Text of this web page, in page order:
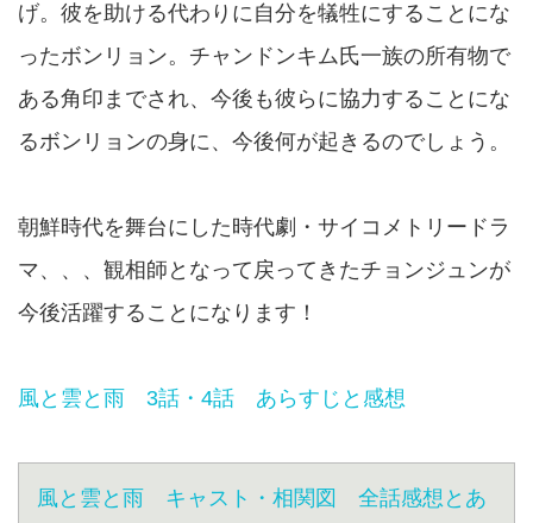
げ。彼を助ける代わりに自分を犠牲にすることにな
ったボンリョン。チャンドンキム氏一族の所有物で
ある角印までされ、今後も彼らに協力することにな
るボンリョンの身に、今後何が起きるのでしょう。
朝鮮時代を舞台にした時代劇・サイコメトリードラ
マ、、、観相師となって戻ってきたチョンジュンが
今後活躍することになります！
風と雲と雨 3話・4話 あらすじと感想
風と雲と雨 キャスト・相関図 全話感想とあ